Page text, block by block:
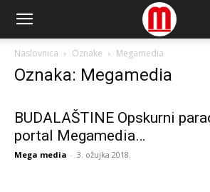
Naslovnica Oznake Megamedia
Oznaka: Megamedia
BUDALAŠTINE Opskurni
portal Megamedia…
Mega media - 3. ožujka 2018.